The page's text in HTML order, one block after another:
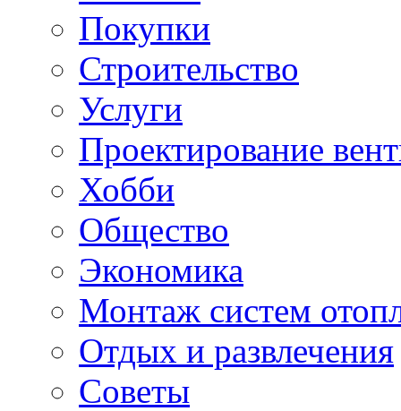
Покупки
Строительство
Услуги
Проектирование
Хобби
Общество
Экономика
Монтаж систем
Отдых и развлечения
Советы